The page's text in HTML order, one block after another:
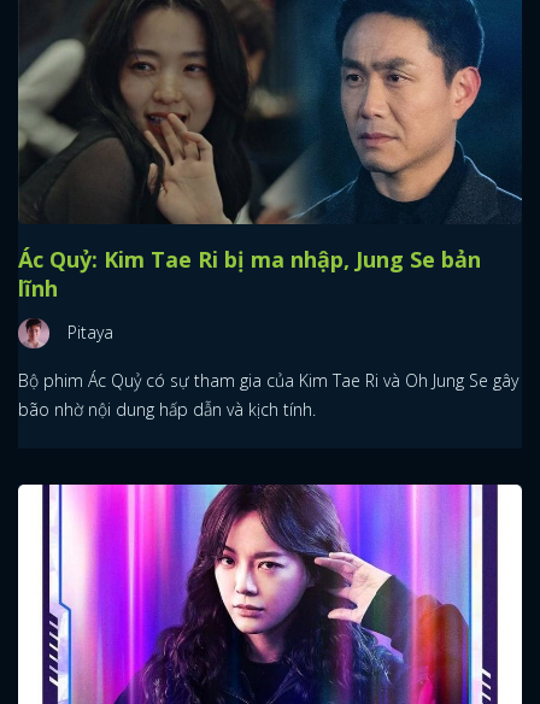
Ác Quỷ: Kim Tae Ri bị ma nhập, Jung Se bản
lĩnh
Pitaya
Bộ phim Ác Quỷ có sự tham gia của Kim Tae Ri và Oh Jung Se gây
bão nhờ nội dung hấp dẫn và kịch tính.